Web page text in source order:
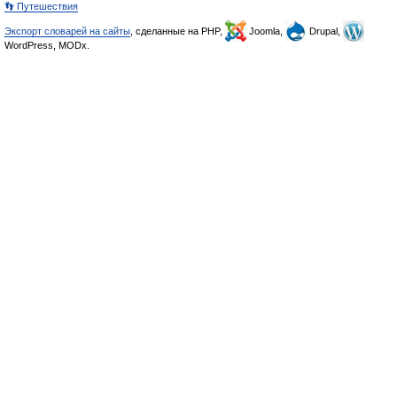
👣 Путешествия
Экспорт словарей на сайты , сделанные на PHP, Joomla,
Drupal,
WordPress, MODx.